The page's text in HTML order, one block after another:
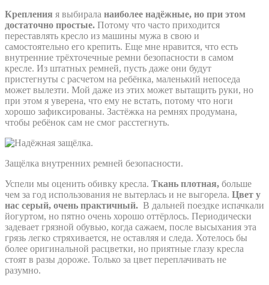
Крепления я выбирала наиболее надёжные, но при этом
достаточно простые. Потому что часто приходится
переставлять кресло из машины мужа в свою и
самостоятельно его крепить. Еще мне нравится, что есть
внутренние трёхточечные ремни безопасности в самом
кресле. Из штатных ремней, пусть даже они будут
пристегнуты с расчетом на ребёнка, маленький непоседа
может вылезти. Мой даже из этих может вытащить руки, но
при этом я уверена, что ему не встать, потому что ноги
хорошо зафиксированы. Застёжка на ремнях продумана,
чтобы ребёнок сам не смог расстегнуть.
Защёлка внутренних ремней безопасности.
Успели мы оценить обивку кресла. Ткань плотная, больше
чем за год использования не вытерлась и не выгорела. Цвет у
нас серый, очень практичный. В дальней поездке испачкали
йогуртом, но пятно очень хорошо оттёрлось. Периодически
задевает грязной обувью, когда сажаем, после высыхания эта
грязь легко стряхивается, не оставляя и следа. Хотелось бы
более оригинальной расцветки, но приятные глазу кресла
стоят в разы дороже. Только за цвет переплачивать не
разумно.